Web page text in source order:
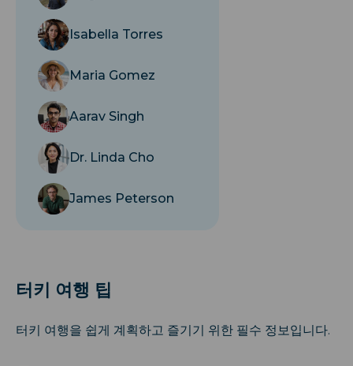
Isabella Torres
Maria Gomez
Aarav Singh
Dr. Linda Cho
James Peterson
터키 여행 팁
터키 여행을 쉽게 계획하고 즐기기 위한 필수 정보입니다.